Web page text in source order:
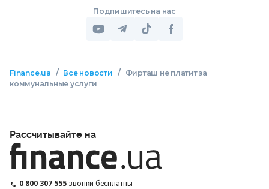
Подпишитесь на нас
Finance.ua / Все новости /
Фирташ не платит за
коммунальные услуги
Рассчитывайте на
0 800 307 555 звонки бесплатны